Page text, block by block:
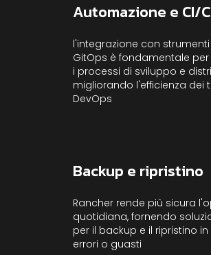
Automazione e CI/
l'integrazione con strumenti
GitOps è fondamentale
i processi di sviluppo e
migliorando l'efficienza dei
DevOps
Backup e ripristino
Rancher rende più sicura
quotidiana, fornendo
per il backup e il ripristino
errori o guasti